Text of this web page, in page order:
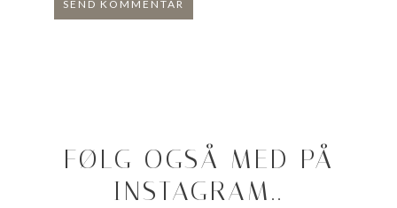
FØLG OGSÅ MED PÅ
INSTAGRAM..